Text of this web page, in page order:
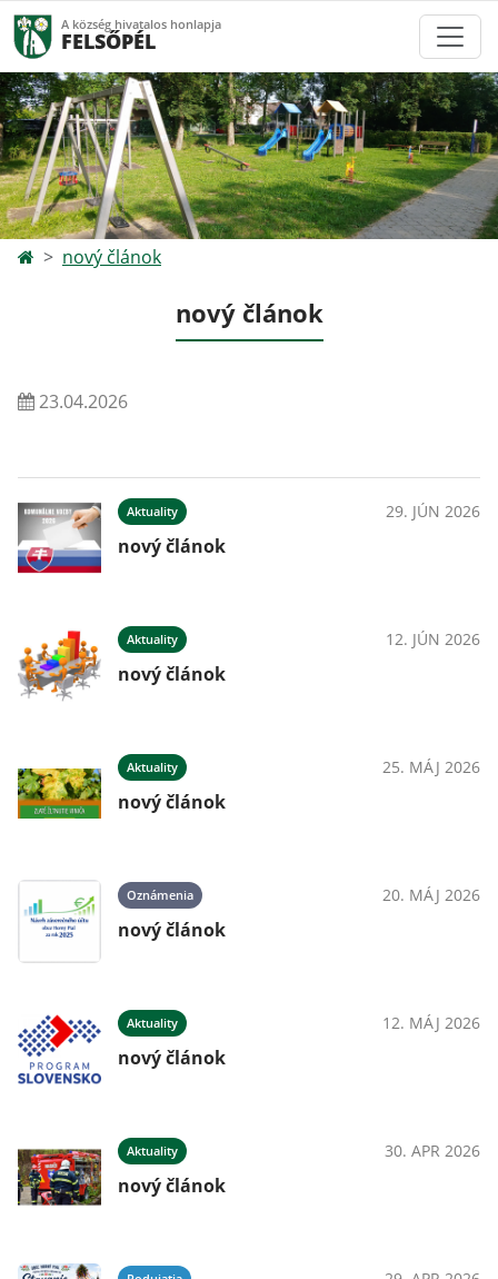
A község hivatalos honlapja
FELSŐPÉL
nový článok
nový článok
23.04.2026
Aktuality 29. JÚN 2026
nový článok
Aktuality 12. JÚN 2026
nový článok
Aktuality 25. MÁJ 2026
nový článok
Oznámenia 20. MÁJ 2026
nový článok
Aktuality 12. MÁJ 2026
nový článok
Aktuality 30. APR 2026
nový článok